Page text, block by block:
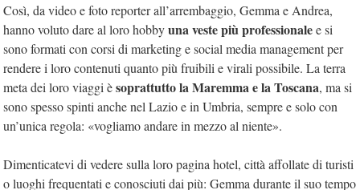
Così, da video e foto reporter all’arrembaggio, Gemma e Andrea,
hanno voluto dare al loro hobbyuna veste più professionalee si
sono formati con corsi di marketing e social media management per
rendere i loro contenuti quanto più fruibili e virali possibile. La terra
meta dei loro viaggi èsoprattutto la Maremma e la Toscana, ma si
sono spesso spinti anche nel Lazio e in Umbria, sempre e solo con
un’unica regola: «vogliamo andare in mezzo al niente».
Dimenticatevi di vedere sulla loro pagina hotel, città affollate di turisti
o luoghi frequentati e conosciuti dai più: Gemma durante il suo tempo